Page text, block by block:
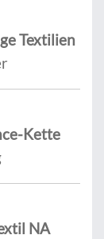
Textilien
Kette
NA